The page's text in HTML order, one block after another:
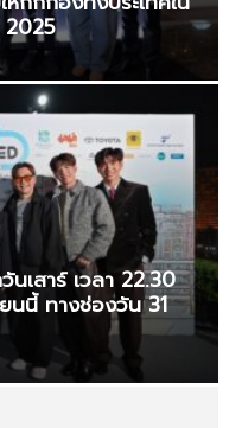
2025
เสาร์ เวลา 22.30
นนี้ ทางช่องวัน 31